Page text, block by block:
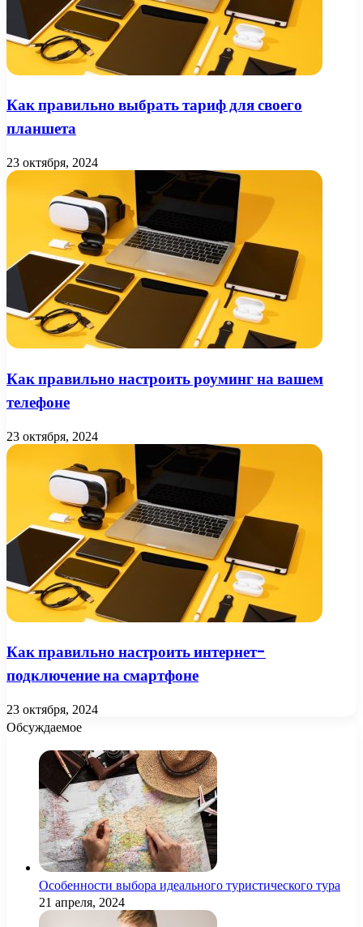
Как правильно выбрать тариф для своего
планшета
23 октября, 2024
Как правильно настроить роуминг на вашем
телефоне
23 октября, 2024
Как правильно настроить интернет-
подключение на смартфоне
23 октября, 2024
Обсуждаемое
Особенности выбора идеального туристического тура
21 апреля, 2024